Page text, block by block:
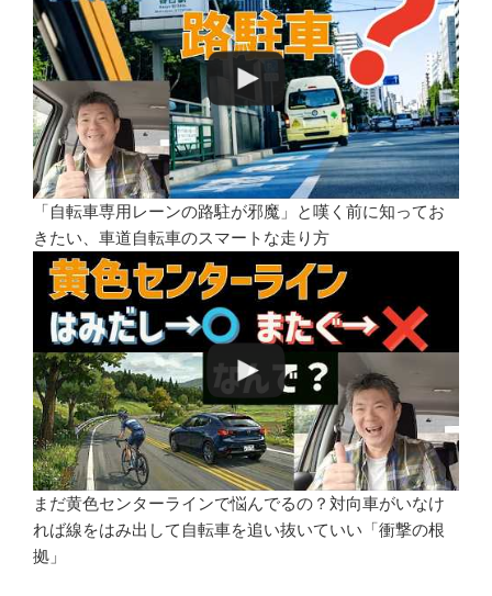
「自転車専用レーンの路駐が邪魔」と嘆く前に知ってお
きたい、車道自転車のスマートな走り方
まだ黄色センターラインで悩んでるの？対向車がいなけ
れば線をはみ出して自転車を追い抜いていい「衝撃の根
拠」